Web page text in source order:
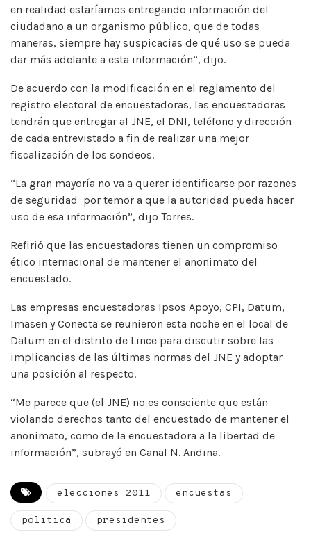
en realidad estaríamos entregando información del
ciudadano a un organismo público, que de todas
maneras, siempre hay suspicacias de qué uso se pueda
dar más adelante a esta información”, dijo.
De acuerdo con la modificación en el reglamento del
registro electoral de encuestadoras, las encuestadoras
tendrán que entregar al JNE, el DNI, teléfono y dirección
de cada entrevistado a fin de realizar una mejor
fiscalización de los sondeos.
“La gran mayoría no va a querer identificarse por razones
de seguridad por temor a que la autoridad pueda hacer
uso de esa información”, dijo Torres.
Refirió que las encuestadoras tienen un compromiso
ético internacional de mantener el anonimato del
encuestado.
Las empresas encuestadoras Ipsos Apoyo, CPI, Datum,
Imasen y Conecta se reunieron esta noche en el local de
Datum en el distrito de Lince para discutir sobre las
implicancias de las últimas normas del JNE y adoptar
una posición al respecto.
“Me parece que (el JNE) no es consciente que están
violando derechos tanto del encuestado de mantener el
anonimato, como de la encuestadora a la libertad de
información”, subrayó en Canal N. Andina.
elecciones 2011 encuestas
politica presidentes